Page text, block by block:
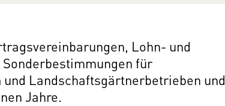
Lohn- und
für
Landschaftsgärtnerbetrieben und
Jahre.